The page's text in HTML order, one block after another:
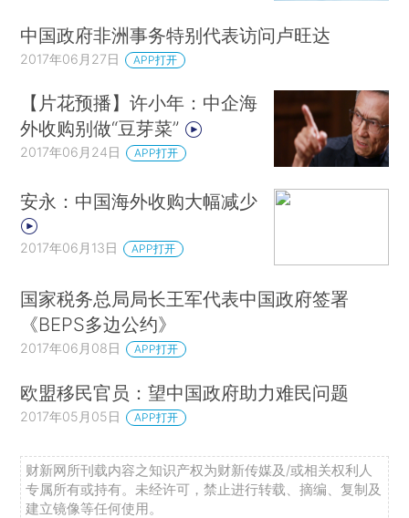
中国政府非洲事务特别代表访问卢旺达
2017年06月27日 APP打开
【片花预播】许小年：中企海
外收购别做“豆芽菜”
2017年06月24日 APP打开
安永：中国海外收购大幅减少
2017年06月13日 APP打开
国家税务总局局长王军代表中国政府签署
《BEPS多边公约》
2017年06月08日 APP打开
欧盟移民官员：望中国政府助力难民问题
2017年05月05日 APP打开
财新网所刊载内容之知识产权为财新传媒及/或相关权利人
专属所有或持有。未经许可，禁止进行转载、摘编、复制及
建立镜像等任何使用。